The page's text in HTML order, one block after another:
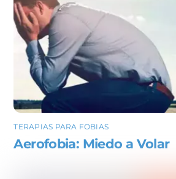
TERAPIAS PARA FOBIAS
Aerofobia: Miedo a Volar